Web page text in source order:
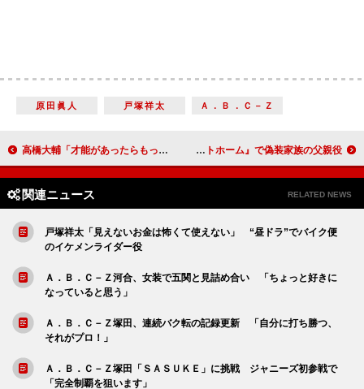
原田眞人 戸塚祥太 Ａ．Ｂ．Ｃ－Ｚ
高橋大輔「才能があったらもっと上にいっていた」 「２２歳前の自分はとても見返せない」 竹野内豊、息子役に「偉いよね」と優しいまなざしを 『ａｔ ＨＯＭＥ アットホーム』で偽装家族の父親役
関連ニュース RELATED NEWS
戸塚祥太「見えないお金は怖くて使えない」 “昼ドラ”でバイク便
のイケメンライダー役
Ａ．Ｂ．Ｃ－Ｚ河合、女装で五関と見詰め合い 「ちょっと好きに
なっていると思う」
Ａ．Ｂ．Ｃ－Ｚ塚田、連続バク転の記録更新 「自分に打ち勝つ、
それがプロ！」
Ａ．Ｂ．Ｃ－Ｚ塚田「ＳＡＳＵＫＥ」に挑戦 ジャニーズ初参戦で
「完全制覇を狙います」